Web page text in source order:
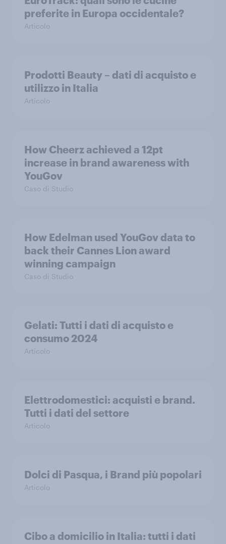
preferite in Europa occidentale?
Articolo
Prodotti Beauty – dati di acquisto e
utilizzo in Italia
Articolo
How Cheerz achieved a 12pt
increase in brand awareness with
YouGov
Caso di Studio
How Edelman used YouGov data to
back their Cannes Lion award
winning campaign
Caso di Studio
Gelati: Tutti i dati di acquisto e
consumo 2024
Articolo
Elettrodomestici: acquisti e brand.
Tutti i dati del settore
Articolo
Dolci di Pasqua, i Brand più popolari
Articolo
Cibo a domicilio in Italia: tutti i dati